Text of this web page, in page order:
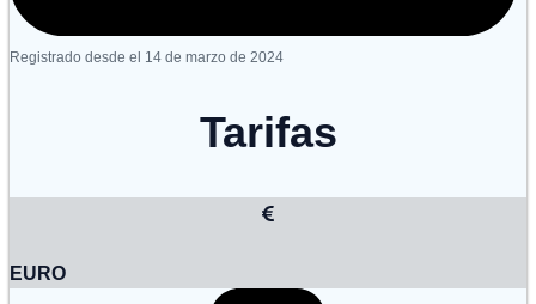
Registrado desde el 14 de marzo de 2024
Tarifas
EURO